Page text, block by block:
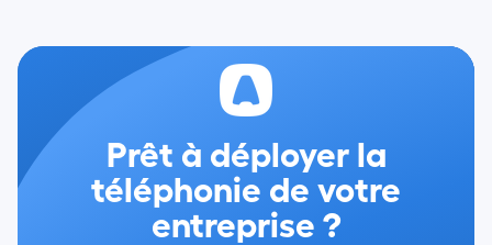
Prêt à déployer la
téléphonie de votre
entreprise ?